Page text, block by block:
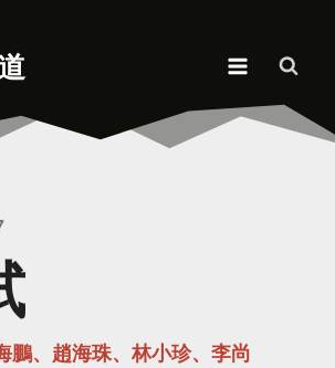
鵬、趙海珠、林小珍、李尚